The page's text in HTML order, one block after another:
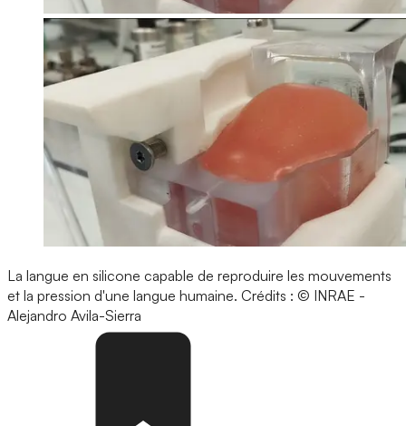
La langue en silicone capable de reproduire les mouvements
et la pression d'une langue humaine. Crédits : © INRAE -
Alejandro Avila-Sierra